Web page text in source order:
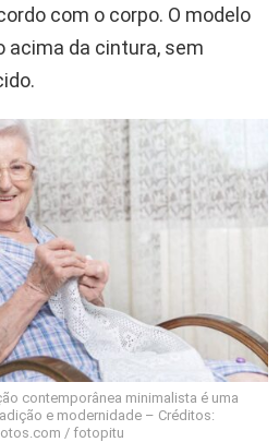
com o corpo. O modelo
acima da cintura, sem
contemporânea minimalista é uma
e modernidade – Créditos:
/ fotopitu